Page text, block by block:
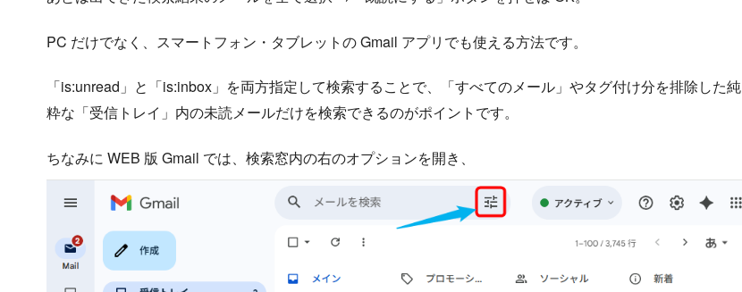
PC だけでなく、スマートフォン・タブレットの Gmail アプリでも使える方法です。
「is:unread」と「is:inbox」を両方指定して検索することで、「すべてのメール」やタグ付け分を排除した純
粋な「受信トレイ」内の未読メールだけを検索できるのがポイントです。
ちなみに WEB 版 Gmail では、検索窓内の右のオプションを開き、